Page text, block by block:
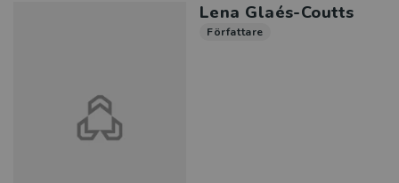
Lena Glaés-Coutts
Författare